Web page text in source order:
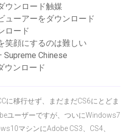
ウンロード触媒
ューアーをダウンロード
ロード
笑顔にするのは難しい
Chinese
ウンロード
に移行せず、まだまだCS6にとどま
ユーザーですが、ついにWindows7
マシンにAdobe CS3、CS4、